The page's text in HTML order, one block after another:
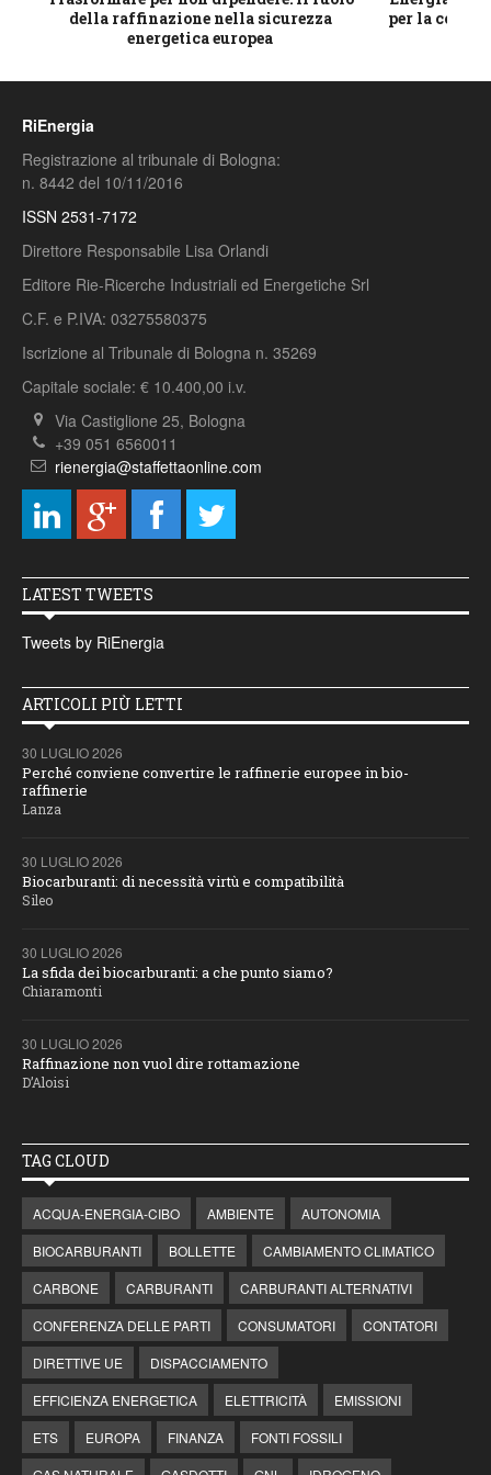
della raffinazione nella sicurezza
energetica europea
per la
RiEnergia
Registrazione al tribunale di Bologna:
n. 8442 del 10/11/2016
ISSN 2531-7172
Direttore Responsabile Lisa Orlandi
Editore Rie-Ricerche Industriali ed Energetiche Srl
C.F. e P.IVA: 03275580375
Iscrizione al Tribunale di Bologna n. 35269
Capitale sociale: € 10.400,00 i.v.
Via Castiglione 25, Bologna
+39 051 6560011
rienergia@staffettaonline.com
LATEST TWEETS
Tweets by RiEnergia
ARTICOLI PIÙ LETTI
30 LUGLIO 2026
Perché conviene convertire le raffinerie europee in bio-
raffinerie
Lanza
30 LUGLIO 2026
Biocarburanti: di necessità virtù e compatibilità
Sileo
30 LUGLIO 2026
La sfida dei biocarburanti: a che punto siamo?
Chiaramonti
30 LUGLIO 2026
Raffinazione non vuol dire rottamazione
D’Aloisi
TAG CLOUD
ACQUA-ENERGIA-CIBO AMBIENTE
AUTONOMIA
BIOCARBURANTI
BOLLETTE
CAMBIAMENTO CLIMATICO
CARBONE
CARBURANTI
CARBURANTI ALTERNATIVI
CONFERENZA DELLE PARTI
CONSUMATORI
CONTATORI
DIRETTIVE UE
DISPACCIAMENTO
EFFICIENZA ENERGETICA
ELETTRICITÀ
EMISSIONI
ETS
EUROPA FINANZA
FONTI FOSSILI